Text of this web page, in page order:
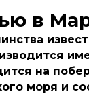
в
на
моря и